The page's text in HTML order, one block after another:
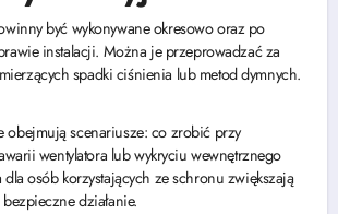
być wykonywane okresowo oraz po
instalacji. Można je przeprowadzać za
spadki ciśnienia lub metod dymnych.
obejmują scenariusze: co zrobić przy
wentylatora lub wykryciu wewnętrznego
dla osób korzystających ze schronu zwiększają
działanie.